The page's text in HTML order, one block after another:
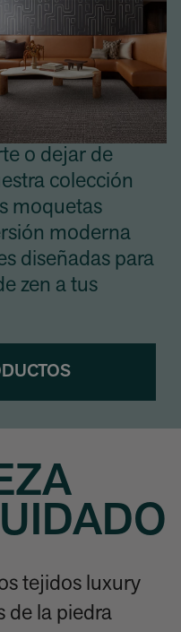
o dejar de
colección
moquetas
moderna
diseñadas para
zen a tus
tejidos luxury
de la piedra